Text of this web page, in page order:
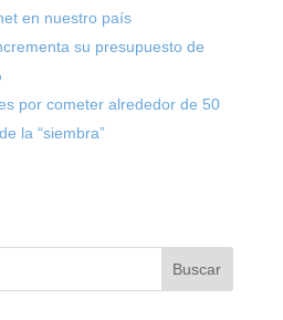
en nuestro país
su presupuesto de
por cometer alrededor de 50
la “siembra”